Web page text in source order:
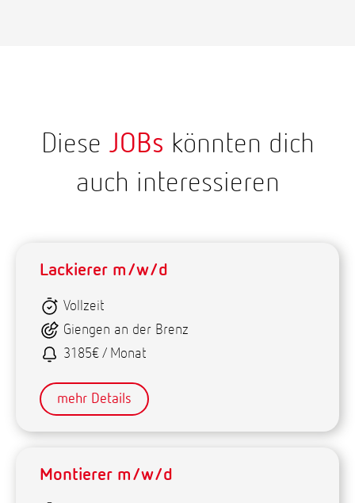
Diese JOBs könnten dich
auch interessieren
Lackierer m/w/d
Vollzeit
Giengen an der Brenz
3185€ / Monat
mehr Details
Montierer m/w/d